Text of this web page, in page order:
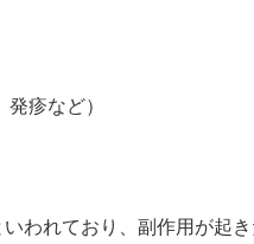
疹など）
われており、副作用が起